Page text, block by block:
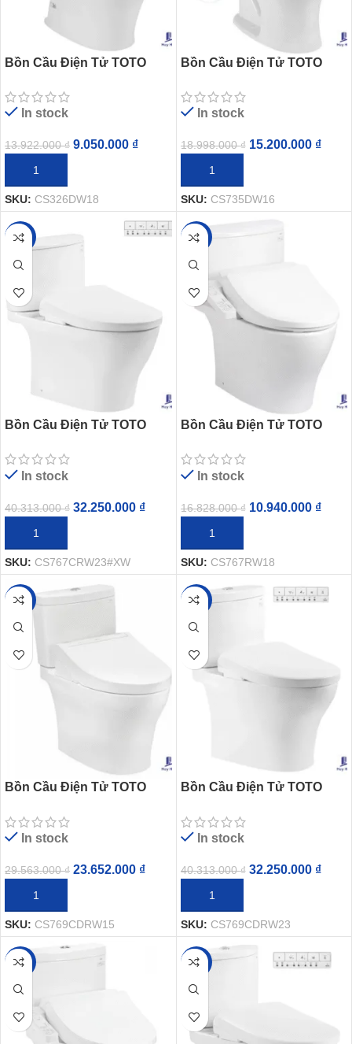
Bồn Cầu Điện Tử TOTO
Washlet TCF23710AAA C2
SimpleIn stock
13.922.000₫ 9.050.000 ₫
THÊM VÀO GIỎ HÀNG
SKU: CS326DW18
Bồn Cầu Điện Tử TOTO
Washlet TCF23410AAA C2
In stock
18.998.000₫ 15.200.000 ₫
THÊM VÀO GIỎ HÀNG
SKU: CS735DW16
-20%
Bồn Cầu Điện Tử TOTO
Rửa Washlet
TCF47360GAA S7 Giấu Dây
In stock
40.313.000₫ 32.250.000 ₫
THÊM VÀO GIỎ HÀNG
SKU: CS767CRW23#XW
-35%
Bồn Cầu Điện Tử TOTO
Washlet TCF23710AAA C2
SimpleIn stock
16.828.000₫ 10.940.000 ₫
THÊM VÀO GIỎ HÀNG
SKU: CS767RW18
-20%
Bồn Cầu Điện Tử TOTO
In stock
29.563.000₫ 23.652.000 ₫
THÊM VÀO GIỎ HÀNG
SKU: CS769CDRW15
-20%
Bồn Cầu Điện Tử TOTO
Washlet TCF47360GAA S7
Giấu Dây
In stock
40.313.000₫ 32.250.000 ₫
THÊM VÀO GIỎ HÀNG
SKU: CS769CDRW23
-35% -20%